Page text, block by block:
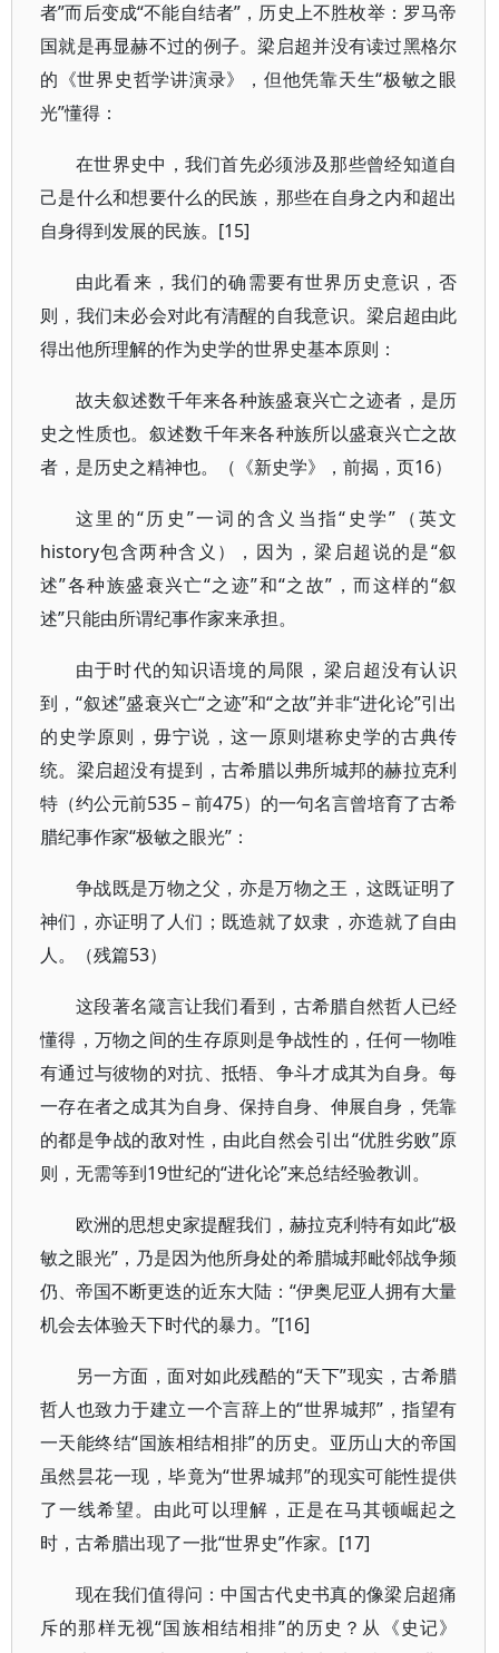
者”而后变成“不能自结者”，历史上不胜枚举：罗马帝
国就是再显赫不过的例子。梁启超并没有读过黑格尔
的《世界史哲学讲演录》，但他凭靠天生“极敏之眼
光”懂得：
在世界史中，我们首先必须涉及那些曾经知道自
己是什么和想要什么的民族，那些在自身之内和超出
自身得到发展的民族。[15]
由此看来，我们的确需要有世界历史意识，否
则，我们未必会对此有清醒的自我意识。梁启超由此
得出他所理解的作为史学的世界史基本原则：
故夫叙述数千年来各种族盛衰兴亡之迹者，是历
史之性质也。叙述数千年来各种族所以盛衰兴亡之故
者，是历史之精神也。（《新史学》，前揭，页16）
这里的“历史”一词的含义当指“史学”（英文
history包含两种含义），因为，梁启超说的是“叙
述”各种族盛衰兴亡“之迹”和“之故”，而这样的“叙
述”只能由所谓纪事作家来承担。
由于时代的知识语境的局限，梁启超没有认识
到，“叙述”盛衰兴亡“之迹”和“之故”并非“进化论”引出
的史学原则，毋宁说，这一原则堪称史学的古典传
统。梁启超没有提到，古希腊以弗所城邦的赫拉克利
特（约公元前535 – 前475）的一句名言曾培育了古希
腊纪事作家“极敏之眼光”：
争战既是万物之父，亦是万物之王，这既证明了
神们，亦证明了人们；既造就了奴隶，亦造就了自由
人。（残篇53）
这段著名箴言让我们看到，古希腊自然哲人已经
懂得，万物之间的生存原则是争战性的，任何一物唯
有通过与彼物的对抗、抵牾、争斗才成其为自身。每
一存在者之成其为自身、保持自身、伸展自身，凭靠
的都是争战的敌对性，由此自然会引出“优胜劣败”原
则，无需等到19世纪的“进化论”来总结经验教训。
欧洲的思想史家提醒我们，赫拉克利特有如此“极
敏之眼光”，乃是因为他所身处的希腊城邦毗邻战争频
仍、帝国不断更迭的近东大陆：“伊奥尼亚人拥有大量
机会去体验天下时代的暴力。”[16]
另一方面，面对如此残酷的“天下”现实，古希腊
哲人也致力于建立一个言辞上的“世界城邦”，指望有
一天能终结“国族相结相排”的历史。亚历山大的帝国
虽然昙花一现，毕竟为“世界城邦”的现实可能性提供
了一线希望。由此可以理解，正是在马其顿崛起之
时，古希腊出现了一批“世界史”作家。[17]
现在我们值得问：中国古代史书真的像梁启超痛
斥的那样无视“国族相结相排”的历史？从《史记》